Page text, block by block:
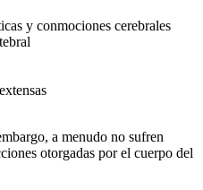
y conmociones cerebrales
a menudo no sufren
otorgadas por el cuerpo del